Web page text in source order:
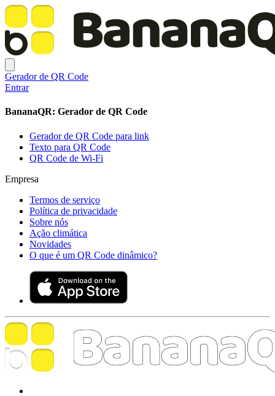
Gerador de QR Code
Entrar
BananaQR: Gerador de QR Code
Gerador de QR Code para link
Texto para QR Code
QR Code de Wi-Fi
Empresa
Termos de serviço
Política de privacidade
Sobre nós
Ação climática
Novidades
O que é um QR Code dinâmico?